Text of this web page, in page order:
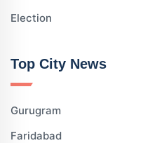
Election
Top City News
Gurugram
Faridabad